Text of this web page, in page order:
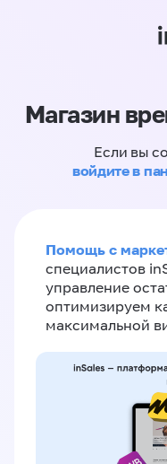
Магазин
Если вы
войдите в
Помощь с
специалистов
управление
оптимизируем
максимальной